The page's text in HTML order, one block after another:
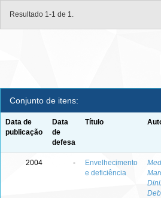
Resultado 1-1 de 1.
Conjunto de itens:
Data de
publicação
Data
de
defesa
Título
2004 -
Envelhecimento
e deficiência